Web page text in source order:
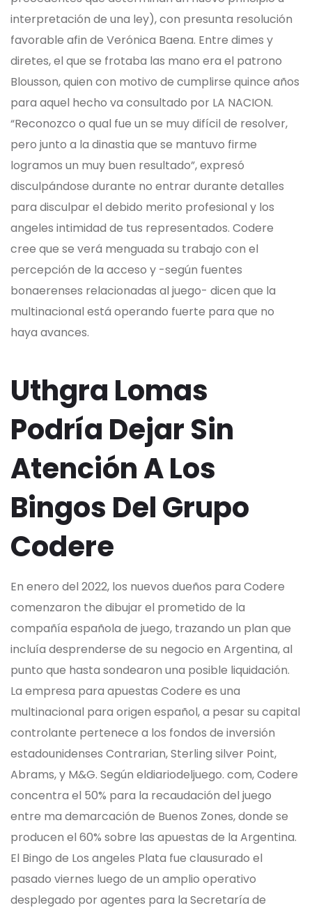
interpretación de una ley), con presunta resolución
favorable afin de Verónica Baena. Entre dimes y
diretes, el que se frotaba las mano era el patrono
Blousson, quien con motivo de cumplirse quince años
para aquel hecho va consultado por LA NACION.
“Reconozco o qual fue un se muy difícil de resolver,
pero junto a la dinastia que se mantuvo firme
logramos un muy buen resultado”, expresó
disculpándose durante no entrar durante detalles
para disculpar el debido merito profesional y los
angeles intimidad de tus representados. Codere
cree que se verá menguada su trabajo con el
percepción de la acceso y -según fuentes
bonaerenses relacionadas al juego- dicen que la
multinacional está operando fuerte para que no
haya avances.
Uthgra Lomas
Podría Dejar Sin
Atención A Los
Bingos Del Grupo
Codere
En enero del 2022, los nuevos dueños para Codere
comenzaron the dibujar el prometido de la
compañía española de juego, trazando un plan que
incluía desprenderse de su negocio en Argentina, al
punto que hasta sondearon una posible liquidación.
La empresa para apuestas Codere es una
multinacional para origen español, a pesar su capital
controlante pertenece a los fondos de inversión
estadounidenses Contrarian, Sterling silver Point,
Abrams, y M&G. Según eldiariodeljuego. com, Codere
concentra el 50% para la recaudación del juego
entre ma demarcación de Buenos Zones, donde se
producen el 60% sobre las apuestas de la Argentina.
El Bingo de Los angeles Plata fue clausurado el
pasado viernes luego de un amplio operativo
desplegado por agentes para la Secretaría de